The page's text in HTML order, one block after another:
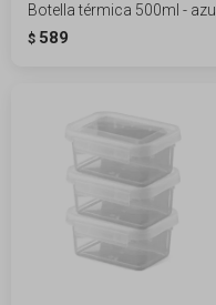
Botella térmica 500ml - azul
$ 589